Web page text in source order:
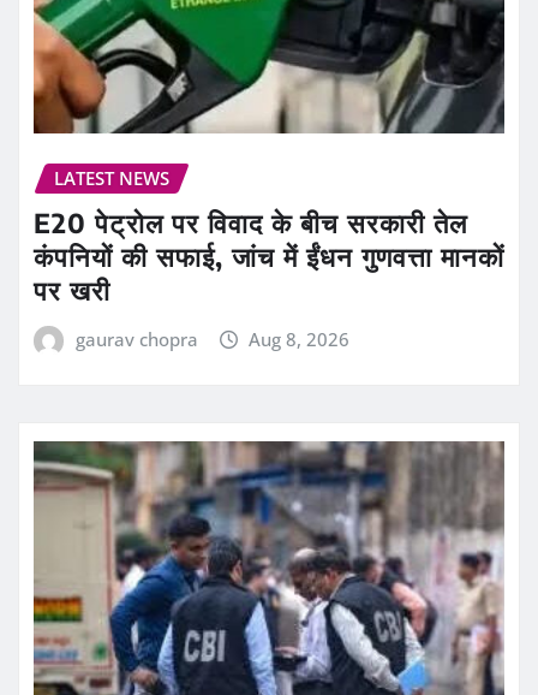
LATEST NEWS
E20 पेट्रोल पर विवाद के बीच सरकारी तेल
कंपनियों की सफाई, जांच में ईंधन गुणवत्ता मानकों
पर खरी
gaurav chopra Aug 8, 2026